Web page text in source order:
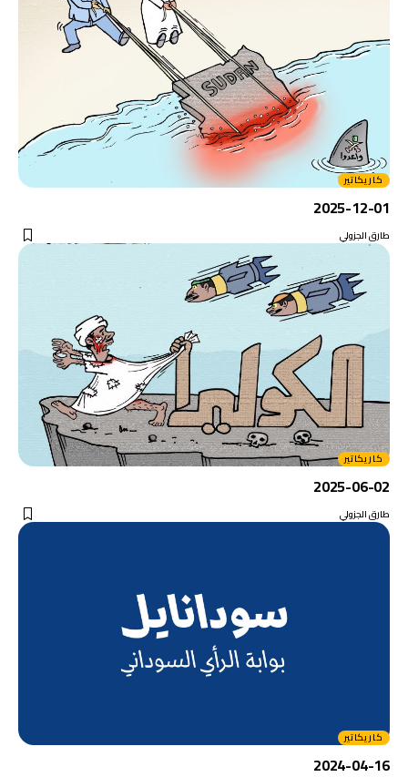
كاريكاتير
2025-12-01
طارق الجزولي
كاريكاتير
2025-06-02
طارق الجزولي
كاريكاتير
2024-04-16